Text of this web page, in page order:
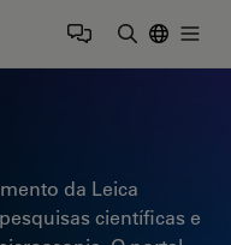
da Leica
científicas e